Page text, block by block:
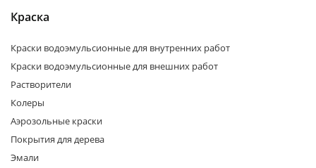
Краска
Краски водоэмульсионные для внутренних работ
Краски водоэмульсионные для внешних работ
Растворители
Колеры
Аэрозольные краски
Покрытия для дерева
Эмали